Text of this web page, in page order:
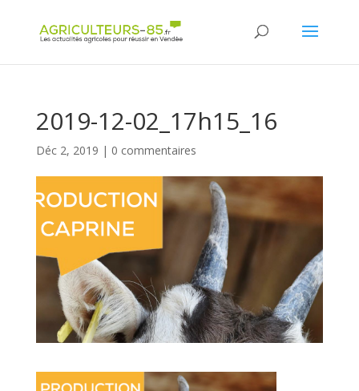
2019-12-02_17h15_16
Déc 2, 2019 | 0 commentaires